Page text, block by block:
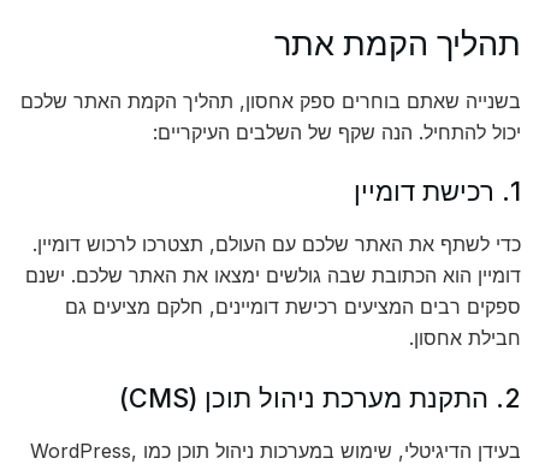
תהליך הקמת אתר
בשנייה שאתם בוחרים ספק אחסון, תהליך הקמת האתר שלכם
יכול להתחיל. הנה שקף של השלבים העיקריים:
1. רכישת דומיין
כדי לשתף את האתר שלכם עם העולם, תצטרכו לרכוש דומיין.
דומיין הוא הכתובת שבה גולשים ימצאו את האתר שלכם. ישנם
ספקים רבים המציעים רכישת דומיינים, חלקם מציעים גם
חבילת אחסון.
2. התקנת מערכת ניהול תוכן (CMS)
בעידן הדיגיטלי, שימוש במערכות ניהול תוכן כמו WordPress,